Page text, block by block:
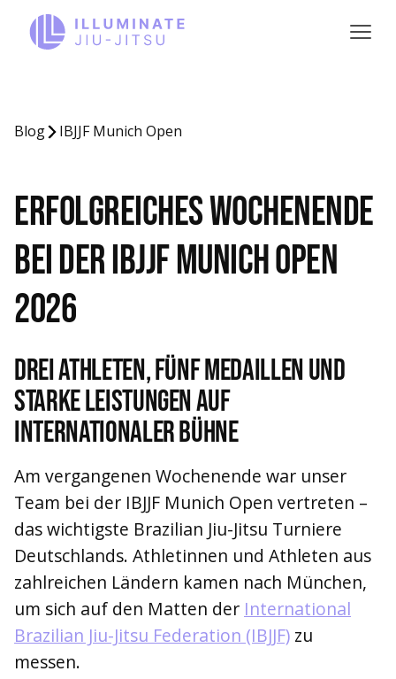
Blog IBJJF Munich Open
Erfolgreiches Wochenende
bei der IBJJF Munich Open
2026
Drei Athleten, Fünf medaillen und
starke Leistungen auf
internationaler Bühne
Am vergangenen Wochenende war unser
Team bei der IBJJF Munich Open vertreten –
das wichtigste Brazilian Jiu-Jitsu Turniere
Deutschlands. Athletinnen und Athleten aus
zahlreichen Ländern kamen nach München,
um sich auf den Matten der International
Brazilian Jiu-Jitsu Federation (IBJJF) zu
messen.